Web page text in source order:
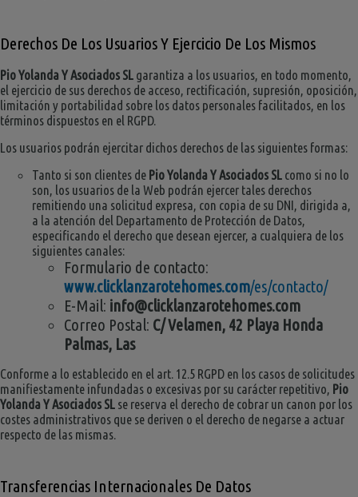
Derechos De Los Usuarios Y Ejercicio De Los Mismos
Pio Yolanda Y Asociados SL garantiza a los usuarios, en todo momento,
el ejercicio de sus derechos de acceso, rectificación, supresión, oposición,
limitación y portabilidad sobre los datos personales facilitados, en los
términos dispuestos en el RGPD.
Los usuarios podrán ejercitar dichos derechos de las siguientes formas:
Tanto si son clientes de Pio Yolanda Y Asociados SL como si no lo
son, los usuarios de la Web podrán ejercer tales derechos
remitiendo una solicitud expresa, con copia de su DNI, dirigida a,
a la atención del Departamento de Protección de Datos,
especificando el derecho que desean ejercer, a cualquiera de los
siguientes canales:
Formulario de contacto:
www.clicklanzarotehomes.com/es/contacto/
E-Mail: info@clicklanzarotehomes.com
Correo Postal: C/ Velamen, 42 Playa Honda
Palmas, Las
Conforme a lo establecido en el art. 12.5 RGPD en los casos de solicitudes
manifiestamente infundadas o excesivas por su carácter repetitivo, Pio
Yolanda Y Asociados SL se reserva el derecho de cobrar un canon por los
costes administrativos que se deriven o el derecho de negarse a actuar
respecto de las mismas.
Transferencias Internacionales De Datos